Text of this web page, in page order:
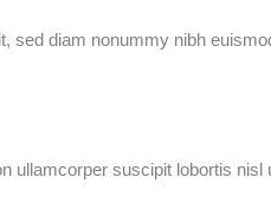
sed diam nonummy nibh
ullamcorper suscipit lobortis nisl